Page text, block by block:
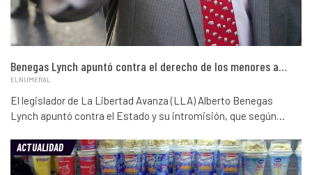
Benegas Lynch apuntó contra el derecho de los menores a…
ELNUMERAL
El legislador de La Libertad Avanza (LLA) Alberto Benegas
Lynch apuntó contra el Estado y su intromisión, que según…
ACTUALIDAD